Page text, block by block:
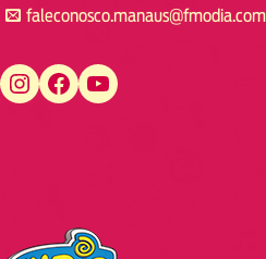
https://www.instagram.com/fmodiamanaus/ https://www.facebook.com/fmodiamanaus https://www.youtube.com/user/radiofmodia